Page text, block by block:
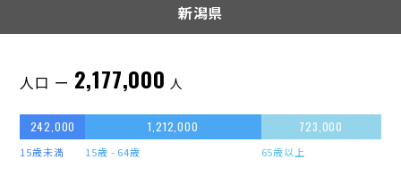
新潟県
人口 ー 2,177,000 人
242,000
15歳未満
1,212,000
15歳 - 64歳
723,000
65歳以上